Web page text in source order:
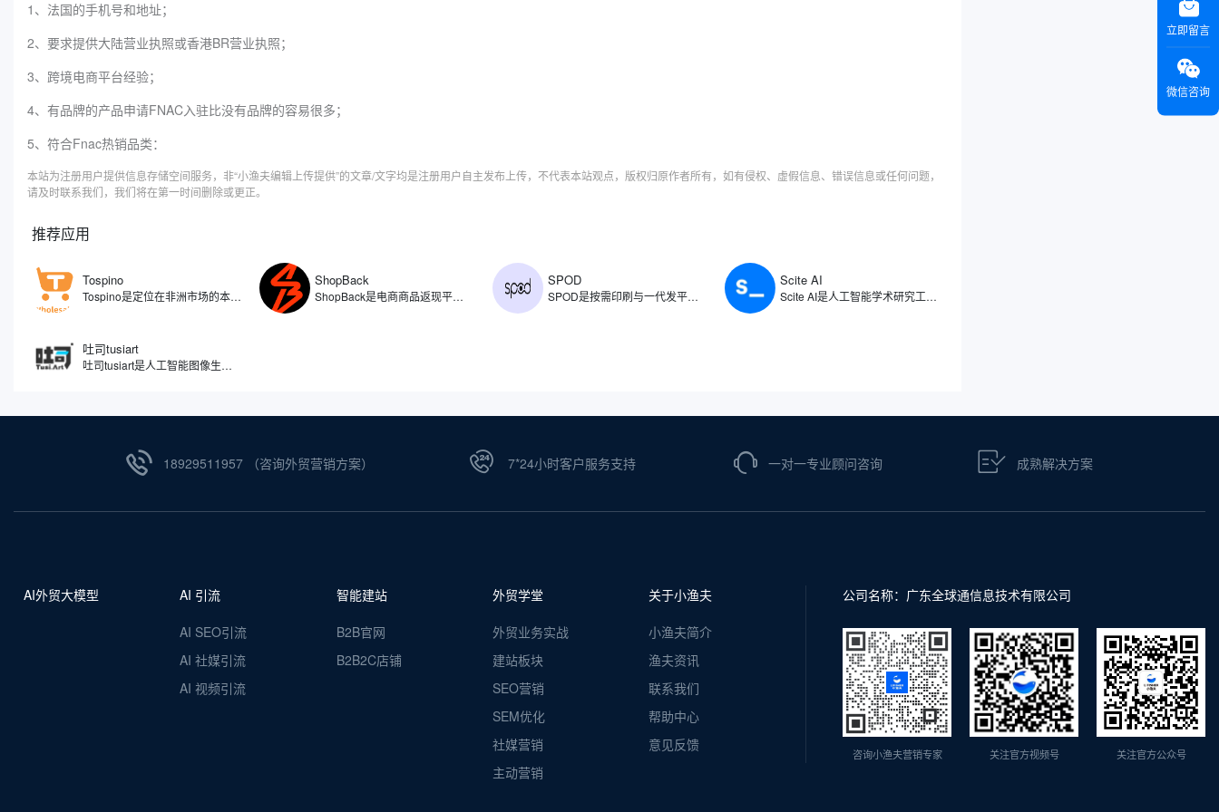
1、法国的手机号和地址；
2、要求提供大陆营业执照或香港BR营业执照；
3、跨境电商平台经验；
4、有品牌的产品申请FNAC入驻比没有品牌的容易很多；
5、符合Fnac热销品类：
本站为注册用户提供信息存储空间服务，非“小渔夫编辑上传提供”的文章/文字均是注册用户自主发布上传，不代表本站观点，版权归原作者所有，如有侵权、虚假信息、错误信息或任何问题，
请及时联系我们，我们将在第一时间删除或更正。
推荐应用
Tospino
Tospino是定位在非洲市场的本土化电商平台，旗下覆盖C端和B端的业务，分别搭建了零售（TospinoMall）和批发（Tospino）两个网站和APP移动端。TospinoMall经过两年发展，已经拿下了加纳绝大多数的网购市场份额，Tospino更是成为辐射西非的大型综合外贸线上批发交易平台。
ShopBack
​ShopBack是电商商品返现平台，创立于2014年，主要通过旗下平台为用户提供电商商品消费返现服务，同时提供出行预订、时尚用品、美容保健、杂货以及食品配送等类别的消费返现。ShopBack返现范围涵盖了各类商品，如普通商品、旅行预订、时尚、保健与美容、杂货以及食品配送。
SPOD
SPOD是按需印刷与一代发平台，支持商家创建、销售和分销定制印刷产品，允许用户将自己的设计印在各种产品上，如T恤、帽子、杯子等，待顾客下单后由SPOD负责生产和发货。SPOD整合了设计工具、生产流程和物流配送，支持用户将创意快速转化为商品，并通过自有电商渠道或第三方平台直接销售。
Scite AI
Scite AI是人工智能学术研究工具，注重引文的分类，能够展示文献之间的引用关系，真正解读引用背后的意图与情境，让您了解一篇论文究竟是被支持、被反驳，还是仅仅被提及，让您理解论文之间的相互关系。Scite AI像一位学术伙伴，通过智能引用，显示文章被引用的次数，深入分析引用的具体上下文，让您快速判断一篇论文的可靠性和影响力。
吐司tusiart
吐司tusiart是人工智能图像生成工具，通过分析和理解您输入的文字描述，自动创作出与之匹配的图像。平台聚集了众多AI绘画模型，涵盖从二次元动漫到逼真写实等多种风格，您可以自由下载或在线运行这些模型进行图片生成。简单来说，您只需要用文字告诉它您想要什么，比如一只在喝咖啡的兔子，吐司tusiart就能在几秒钟内为您生成一张相应的图片。
18929511957 （咨询外贸营销方案） 7*24小时客户服务支持 一对一专业顾问咨询 成熟解决方案
AI外贸大模型 AI 引流
AI SEO引流
AI 社媒引流
AI 视频引流
智能建站
B2B官网
B2B2C店铺
外贸学堂
外贸业务实战
建站板块
SEO营销
SEM优化
社媒营销
主动营销
关于小渔夫
小渔夫简介
渔夫资讯
联系我们
帮助中心
意见反馈
公司名称：广东全球通信息技术有限公司
咨询小渔夫营销专家 关注官方视频号 关注官方公众号
立即留言
微信咨询